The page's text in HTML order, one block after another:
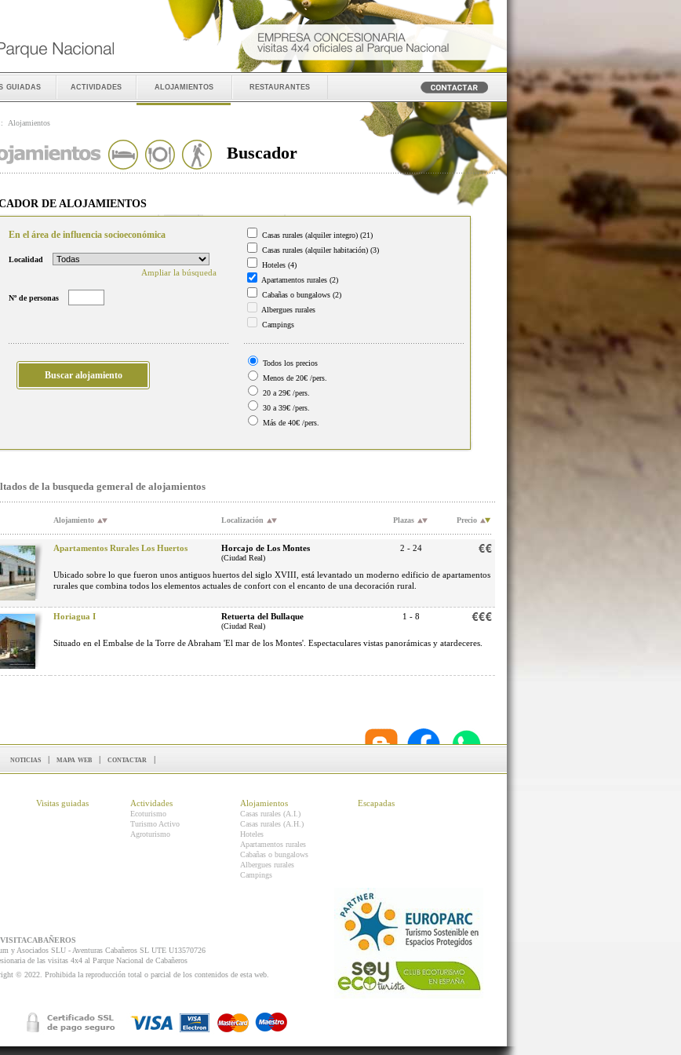
guiadas actividades alojamientos restaurantes
:: Alojamientos
Buscador
DE ALOJAMIENTOS
En el área de influencia socioeconómica
Localidad
Ampliar la búsqueda
Nº de personas
Casas rurales (alquiler integro) (21)
Casas rurales (alquiler habitación) (3)
Hoteles (4)
Apartamentos rurales (2)
Cabañas o bungalows (2)
Albergues rurales
Campings
Todos los precios
Menos de 20€ /pers.
20 a 29€ /pers.
30 a 39€ /pers.
Más de 40€ /pers.
de la busqueda gemeral de alojamientos
Alojamiento Localización Plazas Precio
Apartamentos Rurales Los Huertos Horcajo de Los Montes
(Ciudad Real)
2 - 24
Ubicado sobre lo que fueron unos antiguos huertos del siglo XVIII, está levantado un moderno edificio de apartamentos
rurales que combina todos los elementos actuales de confort con el encanto de una decoración rural.
Horiagua I Retuerta del Bullaque
(Ciudad Real)
1 - 8
Situado en el Embalse de la Torre de Abraham 'El mar de los Montes'. Espectaculares vistas panorámicas y atardeceres.
noticias | mapa web | contactar |
Visitas guiadas Actividades
Ecoturismo
Turismo Activo
Agroturismo
Alojamientos
Casas rurales (A.I.)
Casas rurales (A.H.)
Hoteles
Apartamentos rurales
Cabañas o bungalows
Albergues rurales
Campings
Escapadas
y Asociados SLU - Aventuras Cabañeros SL UTE U13570726
de las visitas 4x4 al Parque Nacional de Cabañeros
© 2022. Prohibida la reproducción total o parcial de los contenidos de esta web.